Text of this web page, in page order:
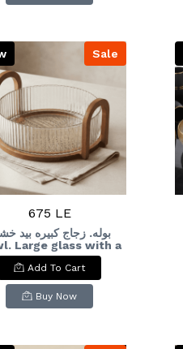
Sale
675 LE
بوله. زجاج كبيره بيد
Large glass with a
wooden handle.
Add To Cart
Buy Now